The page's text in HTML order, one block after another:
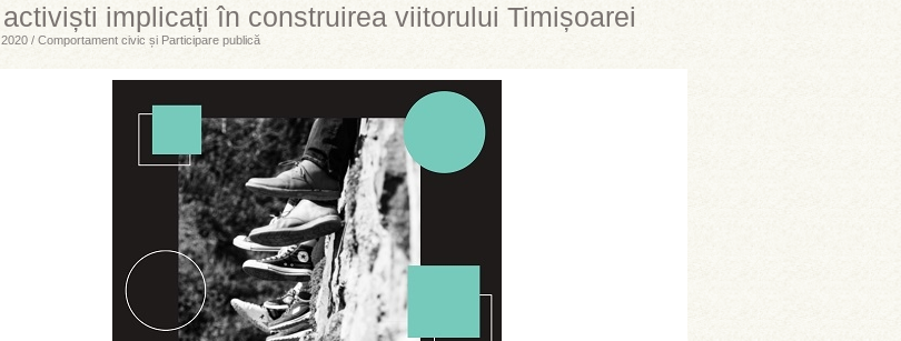
implicați în construirea viitorului Timișoarei
/ Comportament civic și Participare publică